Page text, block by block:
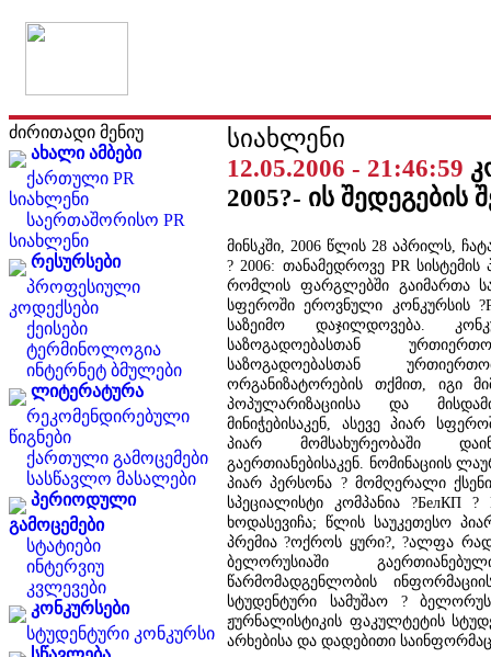
ძირითადი მენიუ
ახალი ამბები
ქართული PR
სიახლენი
საერთაშორისო PR
სიახლენი
რესურსები
პროფესიული
კოდექსები
ქეისები
ტერმინოლოგია
ინტერნეტ ბმულები
ლიტერატურა
რეკომენდირებული
წიგნები
ქართული გამოცემები
სასწავლო მასალები
პერიოდული
გამოცემები
სტატიები
ინტერვიუ
კვლევები
კონკურსები
სტუდენტური კონკურსი
სიახლენი
12.05.2006 - 21:46:59
2005?- ის შედეგების
მინსკში, 2006 წლის 28 აპრილს,
? 2006: თანამედროვე PR სისტემის
რომლის ფარგლებში გაიმართა
სფეროში ეროვნული კონკურსის
საზეიმო დაჯილდოვება.
საზოგადოებასთან
საზოგადოებასთან
ორგანიზატორების თქმით, იგი
პოპულარიზაციისა და
მინიჭებისაკენ, ასევე პიარ
პიარ მომსახურეობაში
გაერთიანებისაკენ. ნომინაციის
პიარ პერსონა ? მომღერალი
სპეციალისტი კომპანია ?БелКП
ხოდასევიჩა; წლის საუკეთესო
პრემია ?ოქროს ყური?, ?ალფა
ბელორუსიაში
წარმომადგენლობის
სტუდენტური სამუშაო ?
ჟურნალისტიკის ფაკულტეტის
არხებისა და დადებითი